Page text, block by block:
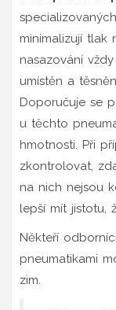
minimalizují tlak
nasazování
umístěn a
Doporučuje se
u těchto
hmotnosti. Při
zkontrolovat,
na nich nejsou
lepší mít jistotu,
Někteří
pneumatikami
zim.